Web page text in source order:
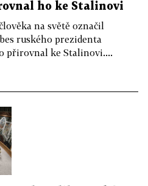
ho ke Stalinovi
na světě označil
ruského prezidenta
přirovnal ke Stalinovi....